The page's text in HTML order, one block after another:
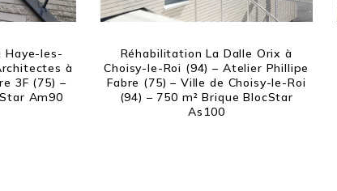
Haye-les-
à
3F (75) –
Am90
Réhabilitation La Dalle Orix à
Choisy-le-Roi (94) – Atelier Phillipe
Fabre (75) – Ville de Choisy-le-Roi
(94) – 750 m² Brique BlocStar
As100